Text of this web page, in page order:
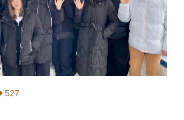
527